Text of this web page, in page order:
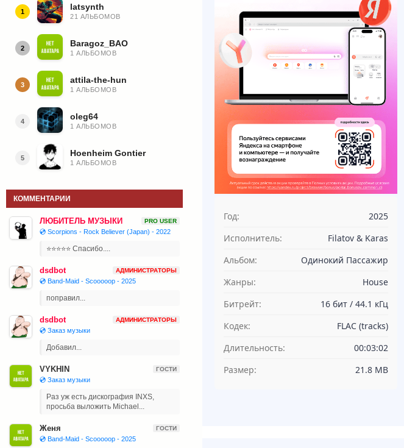
Год:
2025
Исполнитель:
Filatov & Karas
Альбом:
Одинокий Пассажир
Жанры:
House
Битрейт:
16 бит / 44.1 кГц
Кодек:
FLAC (tracks)
Длительность:
00:03:02
Размер:
21.8 MB
1 latsynth
21 АЛЬБОМОВ
2 Baragoz_BAO
1 АЛЬБОМОВ
3 attila-the-hun
1 АЛЬБОМОВ
4 oleg64
1 АЛЬБОМОВ
5 Hoenheim Gontier
1 АЛЬБОМОВ
КОММЕНТАРИИ
ЛЮБИТЕЛЬ МУЗЫКИ PRO USER
💿 Scorpions - Rock Believer (Japan) - 2022
⭐⭐⭐⭐⭐ Спасибо....
dsdbot АДМИНИСТРАТОРЫ
💿 Band-Maid - Scooooop - 2025
поправил...
dsdbot АДМИНИСТРАТОРЫ
💿 Заказ музыки
Добавил...
VYKHIN ГОСТИ
💿 Заказ музыки
Раз уж есть дискография INXS,
просьба выложить Michael...
Женя ГОСТИ
💿 Band-Maid - Scooooop - 2025